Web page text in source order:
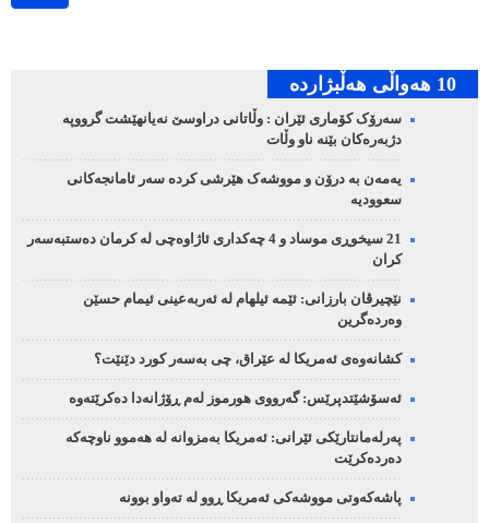
10 هه‌واڵی هه‌ڵبژارده‌
سەرۆک کۆماری ئێران : وڵاتانی دراوسێ نەیانهێشت گرووپە
دژبەرەکان بێنە ناو وڵات
یەمەن بە درۆن و مووشەک هێرشی کردە سەر ئامانجەکانی
سعوودیە
21 سیخوڕی موساد و 4 چەکداری ئاژاوەچی لە کرمان دەستبەسەر
کران
نێچیرڤان بارزانی: ئێمە ئیلهام لە ئەربەعینی ئیمام حسێن
وەردەگرین
کشانەوەی ئەمریکا لە عێراق، چی بەسەر کورد دێنێت؟
ئەسۆشێتدپرێس: گەرووی هورموز لەم ڕۆژانەدا دەکرێتەوە
پەرلەمانتارێکی ئێرانی: ئەمریکا بەمزوانە لە هەموو ناوچەکە
دەردەکرێت
پاشەکەوتی مووشەکی ئەمریکا ڕوو لە تەواو بوونە